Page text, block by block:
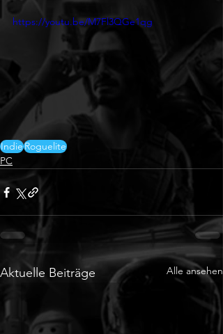
https://youtu.be/M7Fl3QGe1qg
IndieRoguelite
PC
Aktuelle Beiträge Alle ansehen